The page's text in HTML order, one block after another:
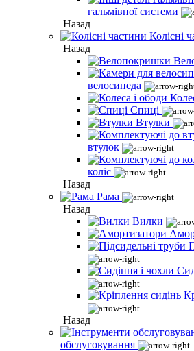
гальмівної системи
Назад
Колісні
Назад
велосипеда
Спиці
Втулки
втулок
коліс
Назад
Рама
Назад
Вилки
Назад
обслуговування